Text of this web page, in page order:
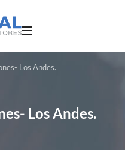
Los Andes.
Los Andes.